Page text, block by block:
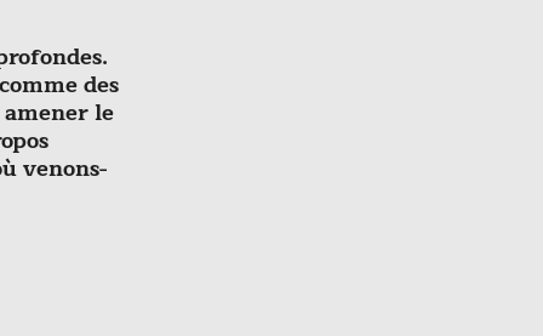
des
le
venons-